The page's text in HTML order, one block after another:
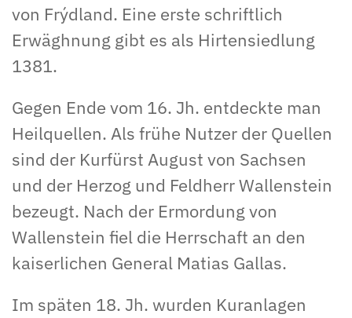
von Frýdland. Eine erste schriftlich
Erwäghnung gibt es als Hirtensiedlung
1381.
Gegen Ende vom 16. Jh. entdeckte man
Heilquellen. Als frühe Nutzer der Quellen
sind der Kurfürst August von Sachsen
und der Herzog und Feldherr Wallenstein
bezeugt. Nach der Ermordung von
Wallenstein fiel die Herrschaft an den
kaiserlichen General Matias Gallas.
Im späten 18. Jh. wurden Kuranlagen